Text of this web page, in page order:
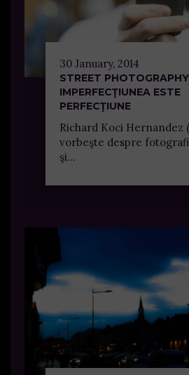
30 January, 2014
STREET
IMPERFECŢIUNEA ESTE
PERFECŢIUNE
Richard Koci Hernandez
vorbeşte despre
şi...